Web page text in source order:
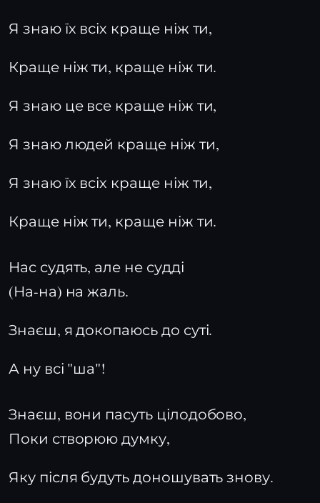
Я знаю їх всіх краще ніж ти,
Краще ніж ти, краще ніж ти.
Я знаю це все краще ніж ти,
Я знаю людей краще ніж ти,
Я знаю їх всіх краще ніж ти,
Краще ніж ти, краще ніж ти.
Нас судять, але не судді
(На-на) на жаль.
Знаєш, я докопаюсь до суті.
А ну всі "ша"!
Знаєш, вони пасуть цілодобово,
Поки створюю думку,
Яку після будуть доношувать знову.